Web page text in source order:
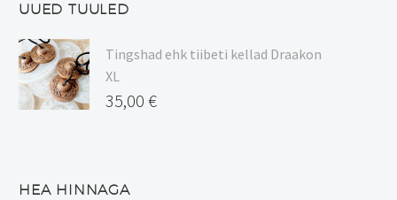
UUED TUULED
Tingshad ehk tiibeti kellad Draakon
XL
35,00 €
HEA HINNAGA